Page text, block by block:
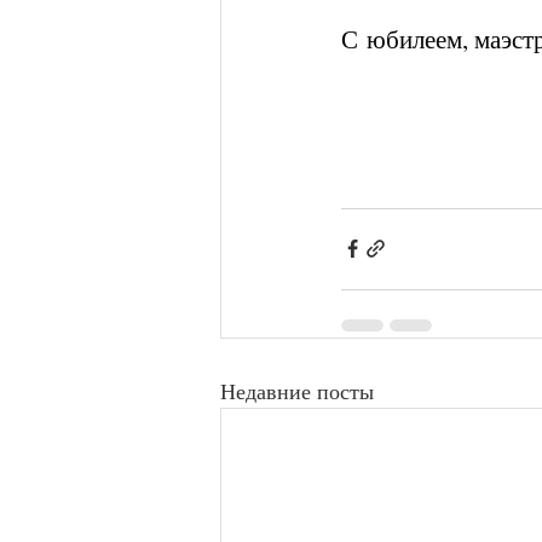
С юбилеем,
Недавние посты